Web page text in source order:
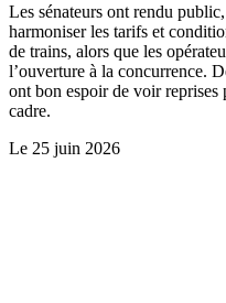
Les sénateurs ont rendu
harmoniser les tarifs et
de trains, alors que les
l’ouverture à la concurrence.
ont bon espoir de voir reprises
cadre.
Le 25 juin 2026